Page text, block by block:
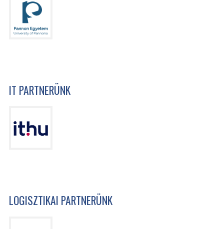
IT PARTNERÜNK
LOGISZTIKAI PARTNERÜNK